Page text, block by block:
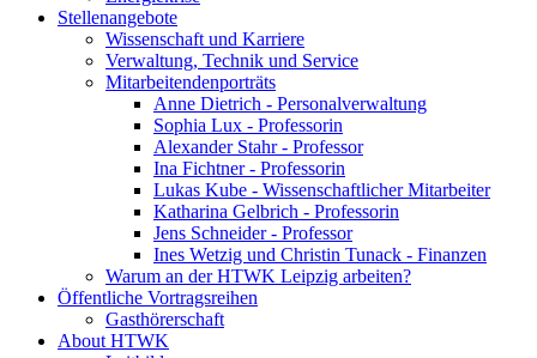
Stellenangebote
Wissenschaft und Karriere
Verwaltung, Technik und Service
Mitarbeitendenporträts
Anne Dietrich - Personalverwaltung
Sophia Lux - Professorin
Alexander Stahr - Professor
Ina Fichtner - Professorin
Lukas Kube - Wissenschaftlicher Mitarbeiter
Katharina Gelbrich - Professorin
Jens Schneider - Professor
Ines Wetzig und Christin Tunack - Finanzen
Warum an der HTWK Leipzig arbeiten?
Öffentliche Vortragsreihen
Gasthörerschaft
About HTWK